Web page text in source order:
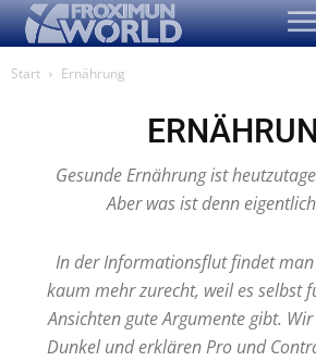
Start Ernährung
Gesunde Ernährung ist
Aber was ist denn
In der Informationsflut findet man
kaum mehr zurecht, weil es selbst
Ansichten gute Argumente gibt.
Dunkel und erklären Pro und